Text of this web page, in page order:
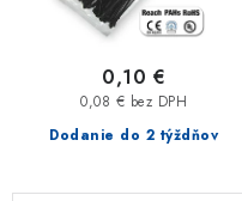
Dodanie do 2 týždňov
0,08 € bez DPH
0,10 €